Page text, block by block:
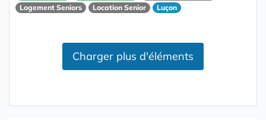
Logement Seniors
Location Senior Luçon
Charger plus d'éléments